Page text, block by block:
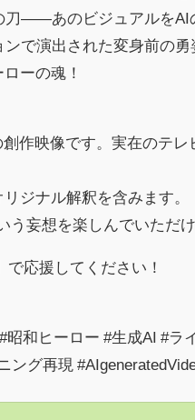
刀――あのビジュアルをAI
で演出された変身前の勇
ーの魂！
作映像です。実在のテレ
ジナル解釈を含みます。
う妄想を楽しんでいただ
応援してください！
和ヒーロー #生成AI #ラ
ング再現